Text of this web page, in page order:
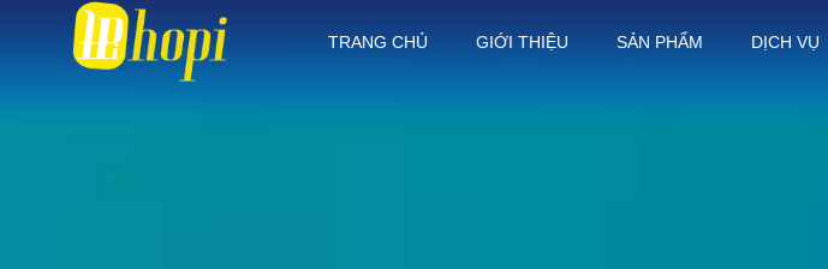
TRANG CHỦ GIỚI THIỆU SẢN PHẨM DỊCH VỤ